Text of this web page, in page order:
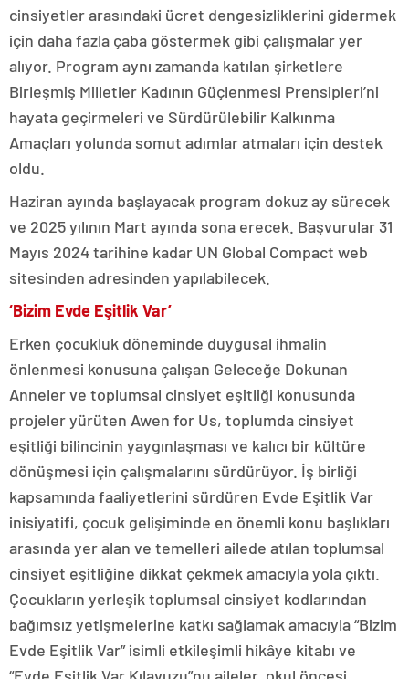
cinsiyetler arasındaki ücret dengesizliklerini gidermek
için daha fazla çaba göstermek gibi çalışmalar yer
alıyor. Program aynı zamanda katılan şirketlere
Birleşmiş Milletler Kadının Güçlenmesi Prensipleri’ni
hayata geçirmeleri ve Sürdürülebilir Kalkınma
Amaçları yolunda somut adımlar atmaları için destek
oldu.
Haziran ayında başlayacak program dokuz ay sürecek
ve 2025 yılının Mart ayında sona erecek. Başvurular 31
Mayıs 2024 tarihine kadar UN Global Compact web
sitesinden adresinden yapılabilecek.
‘Bizim Evde Eşitlik Var’
Erken çocukluk döneminde duygusal ihmalin
önlenmesi konusuna çalışan Geleceğe Dokunan
Anneler ve toplumsal cinsiyet eşitliği konusunda
projeler yürüten Awen for Us, toplumda cinsiyet
eşitliği bilincinin yaygınlaşması ve kalıcı bir kültüre
dönüşmesi için çalışmalarını sürdürüyor. İş birliği
kapsamında faaliyetlerini sürdüren Evde Eşitlik Var
inisiyatifi, çocuk gelişiminde en önemli konu başlıkları
arasında yer alan ve temelleri ailede atılan toplumsal
cinsiyet eşitliğine dikkat çekmek amacıyla yola çıktı.
Çocukların yerleşik toplumsal cinsiyet kodlarından
bağımsız yetişmelerine katkı sağlamak amacıyla “Bizim
Evde Eşitlik Var” isimli etkileşimli hikâye kitabı ve